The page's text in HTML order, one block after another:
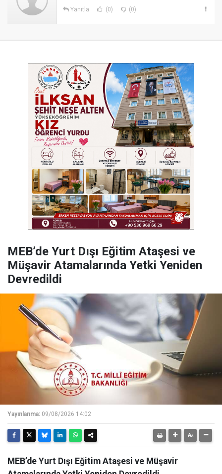
Yanıtla (0) (0)
MEB’de Yurt Dışı Eğitim Ataşesi ve
Müşavir Atamalarında Yetki Yeniden
Devredildi
Yayınlanma: 09/08/2026 14:02
MEB’de Yurt Dışı Eğitim Ataşesi ve Müşavir